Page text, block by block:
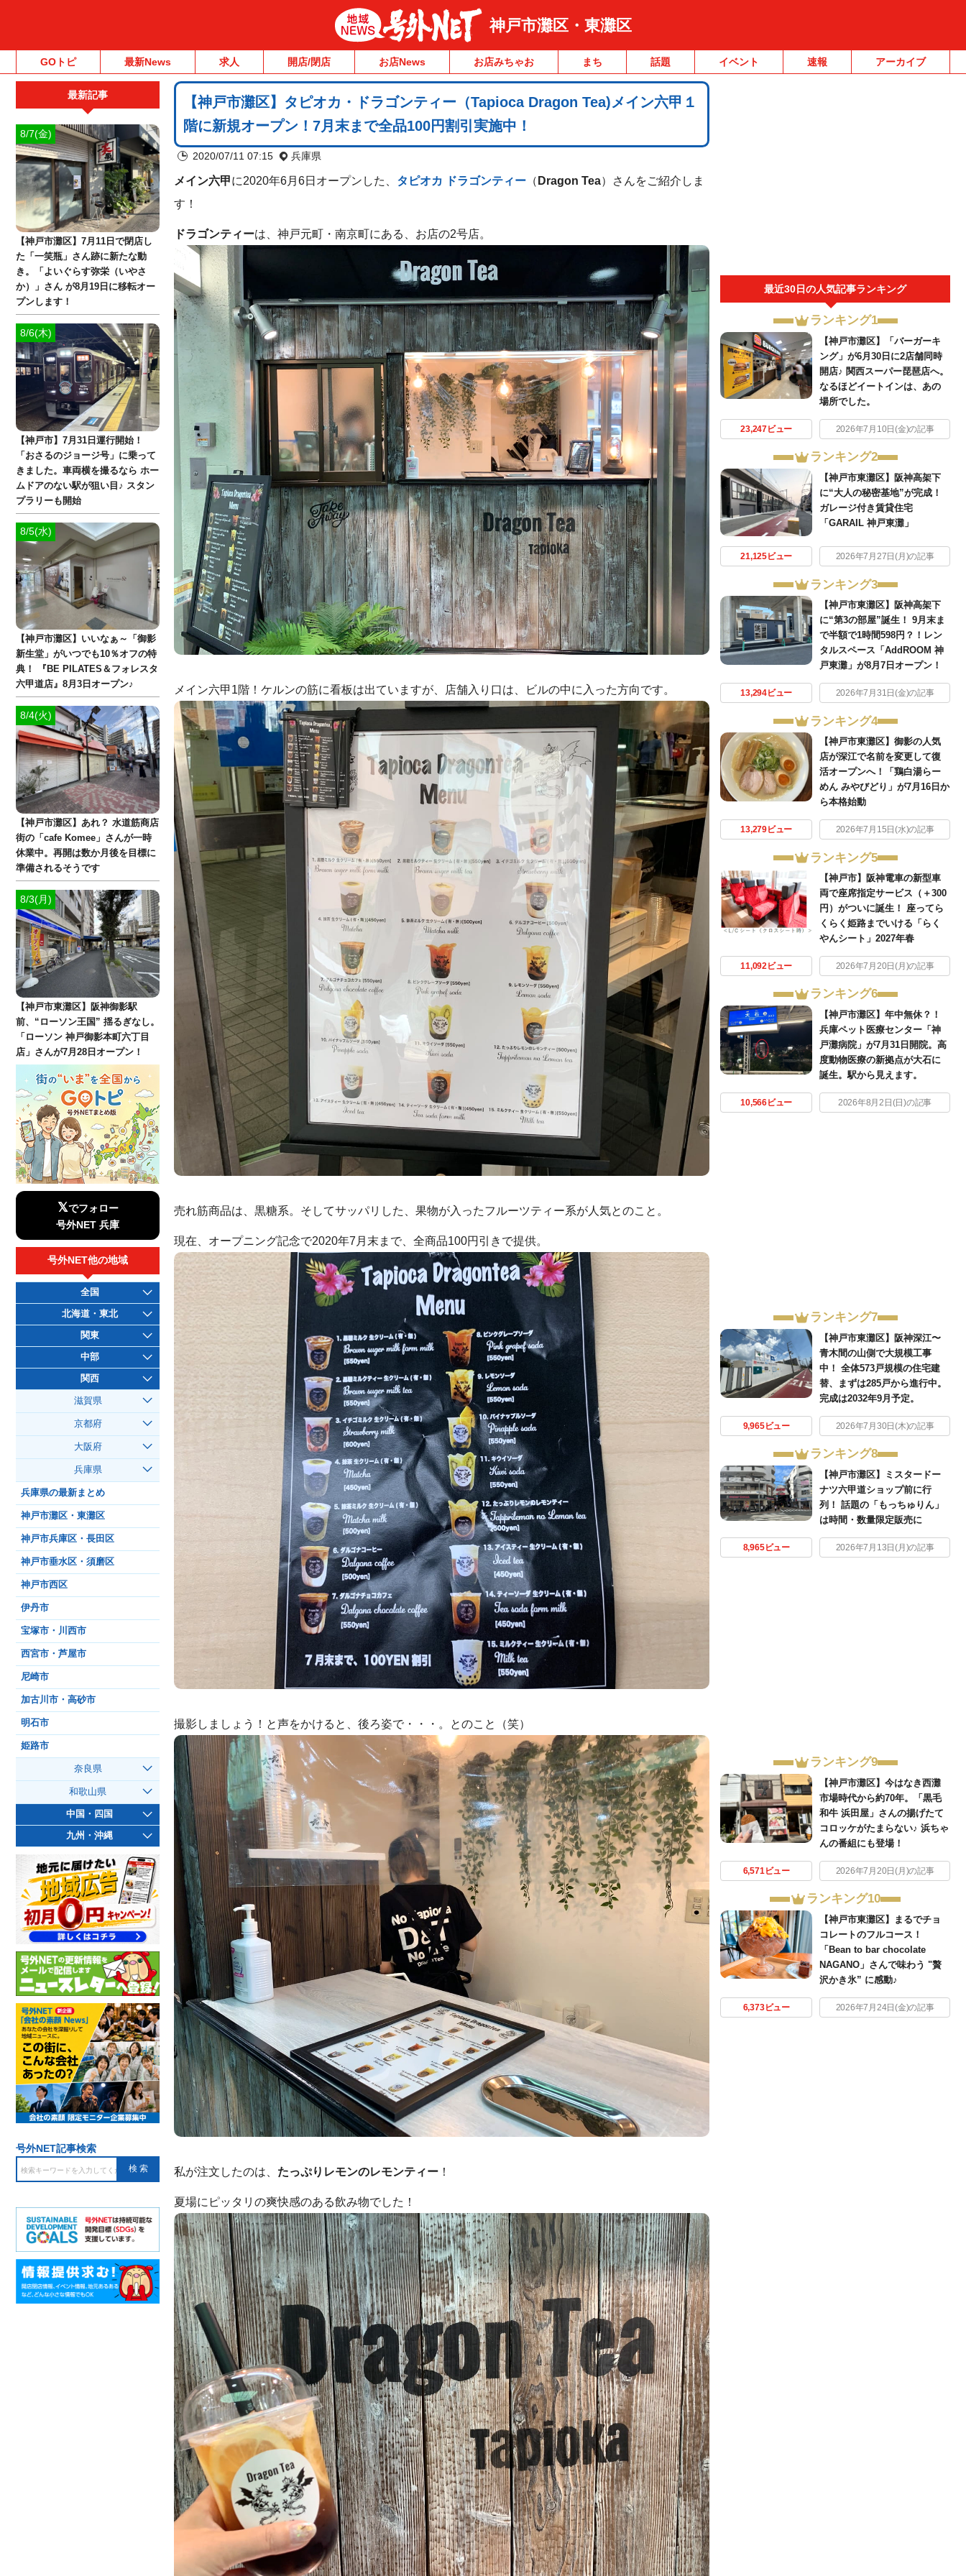
神戸市灘区・東灘区
GOトピ 最新News 求人 開店/閉店 お店News お店みちゃお まち 話題 イベント 速報 アーカイブ
【神戸市灘区】タピオカ・ドラゴンティー（Tapioca Dragon Tea)メイン六甲１
階に新規オープン！7月末まで全品100円割引実施中！
2020/07/11 07:15 兵庫県
メイン六甲に2020年6月6日オープンした、 タピオカ ドラゴンティー （Dragon Tea）さんをご紹介しま
す！
ドラゴンティーは、神戸元町・南京町にある、お店の2号店。
メイン六甲1階！ケルンの筋に看板は出ていますが、店舗入り口は、ビルの中に入った方向です。
売れ筋商品は、黒糖系。そしてサッパリした、果物が入ったフルーツティー系が人気とのこと。
現在、オープニング記念で2020年7月末まで、全商品100円引きで提供。
撮影しましょう！と声をかけると、後ろ姿で・・・。とのこと（笑）
私が注文したのは、 たっぷりレモンのレモンティー ！
夏場にピッタリの爽快感のある飲み物でした！
最近30日の人気記事ランキング
ランキング1
【神戸市灘区】「バーガーキ
ング」が6月30日に2店舗同時
開店♪ 関西スーパー琵琶店へ。
なるほどイートインは、あの
場所でした。
23,247ビュー 2026年7月10日(金)の記事
ランキング2
【神戸市東灘区】阪神高架下
に“大人の秘密基地”が完成！
ガレージ付き賃貸住宅
「GARAIL 神戸東灘」
21,125ビュー 2026年7月27日(月)の記事
ランキング3
【神戸市東灘区】阪神高架下
に“第3の部屋”誕生！ 9月末ま
で半額で1時間598円？！レン
タルスペース「AddROOM 神
戸東灘」が8月7日オープン！
13,294ビュー 2026年7月31日(金)の記事
ランキング4
【神戸市東灘区】御影の人気
店が深江で名前を変更して復
活オープンへ！「鶏白湯らー
めん みやびどり」が7月16日か
ら本格始動
13,279ビュー 2026年7月15日(水)の記事
ランキング5
【神戸市】阪神電車の新型車
両で座席指定サービス（＋300
円）がついに誕生！ 座ってら
くらく姫路までいける「らく
やんシート」2027年春
11,092ビュー 2026年7月20日(月)の記事
ランキング6
【神戸市灘区】年中無休？！
兵庫ペット医療センター「神
戸灘病院」が7月31日開院。高
度動物医療の新拠点が大石に
誕生。駅から見えます。
10,566ビュー 2026年8月2日(日)の記事
ランキング7
【神戸市東灘区】阪神深江〜
青木間の山側で大規模工事
中！ 全体573戸規模の住宅建
替、まずは285戸から進行中。
完成は2032年9月予定。
9,965ビュー 2026年7月30日(木)の記事
ランキング8
【神戸市灘区】ミスタードー
ナツ六甲道ショップ前に行
列！ 話題の「もっちゅりん」
は時間・数量限定販売に
8,965ビュー 2026年7月13日(月)の記事
ランキング9
【神戸市灘区】今はなき西灘
市場時代から約70年。「黒毛
和牛 浜田屋」さんの揚げたて
コロッケがたまらない♪ 浜ちゃ
んの番組にも登場！
6,571ビュー 2026年7月20日(月)の記事
ランキング10
【神戸市東灘区】まるでチョ
コレートのフルコース！
「Bean to bar chocolate
NAGANO」さんで味わう "贅
沢かき氷” に感動♪
6,373ビュー 2026年7月24日(金)の記事
最新記事
8/7(金)
【神戸市灘区】7月11日で閉店し
た「一笑瓶」さん跡に新たな動
き。「よいぐらす弥栄（いやさ
か）」さん が8月19日に移転オー
プンします！
8/6(木)
【神戸市】7月31日運行開始！
「おさるのジョージ号」に乗って
きました。車両横を撮るなら ホー
ムドアのない駅が狙い目♪ スタン
プラリーも開始
8/5(水)
【神戸市灘区】いいなぁ～「御影
新生堂」がいつでも10％オフの特
典！ 『BE PILATES＆フォレスタ
六甲道店』8月3日オープン♪
8/4(火)
【神戸市灘区】あれ？ 水道筋商店
街の「cafe Komee」さんが一時
休業中。再開は数か月後を目標に
準備されるそうです
8/3(月)
【神戸市東灘区】阪神御影駅
前、“ローソン王国” 揺るぎなし。
「ローソン 神戸御影本町六丁目
店」さんが7月28日オープン！
𝕏でフォロー
号外NET 兵庫
号外NET他の地域
全国
北海道・東北
関東
中部
関西
滋賀県
京都府
大阪府
兵庫県
兵庫県の最新まとめ
神戸市灘区・東灘区
神戸市兵庫区・長田区
神戸市垂水区・須磨区
神戸市西区
伊丹市
宝塚市・川西市
西宮市・芦屋市
尼崎市
加古川市・高砂市
明石市
姫路市
奈良県
和歌山県
中国・四国
九州・沖縄
号外NET記事検索